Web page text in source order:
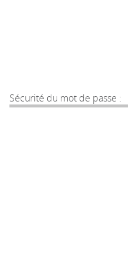
Sécurité du mot de passe :